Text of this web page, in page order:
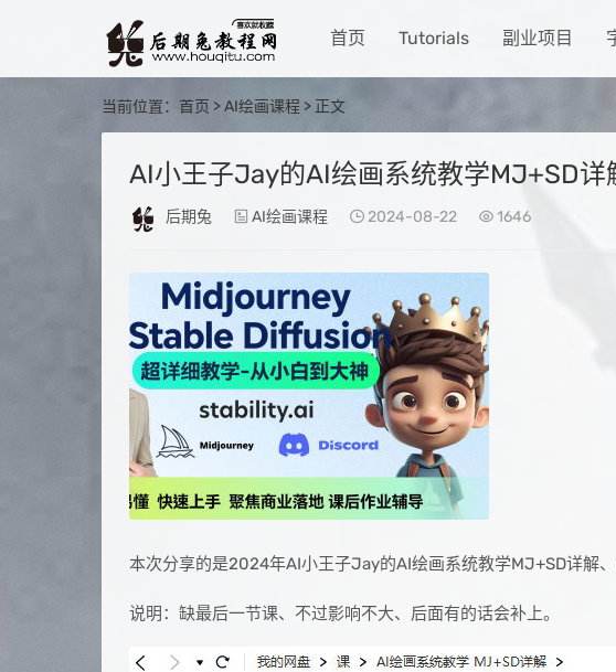
首页 Tutorials 副业项目
当前位置： 首页 >AI绘画课程 > 正文
AI小王子Jay的AI绘画系统教学MJ+SD详
后期兔 AI绘画课程 2024-08-22 1646
本次分享的是2024年AI小王子Jay的AI绘画系统教学MJ+SD详解
说明：缺最后一节课、不过影响不大、后面有的话会补上。